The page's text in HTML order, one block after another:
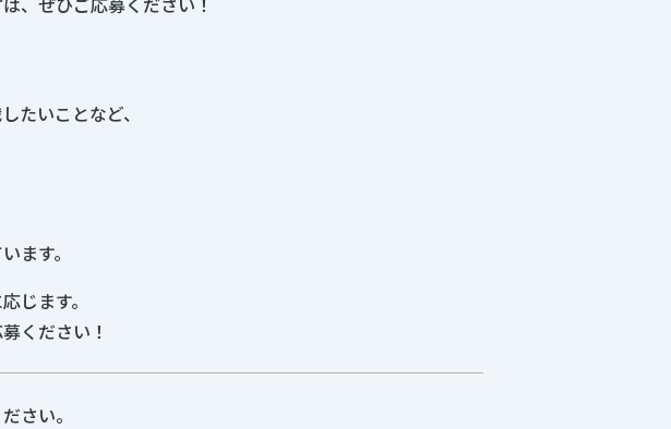
たいことなど、
ます。
じます。
ください！
さい。